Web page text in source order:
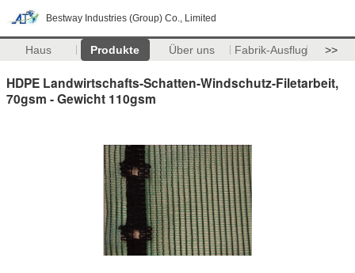
Bestway Industries (Group) Co., Limited
Haus Produkte Über uns Fabrik-Ausflug >>
HDPE Landwirtschafts-Schatten-Windschutz-Filetarbeit,
70gsm - Gewicht 110gsm